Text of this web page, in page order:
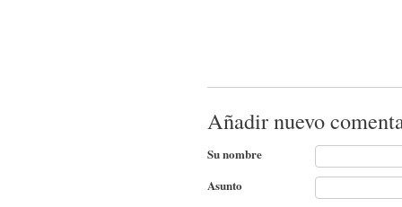
Añadir nuevo
Su nombre
Asunto